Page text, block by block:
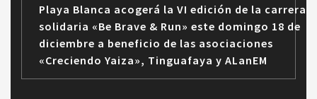
Playa Blanca acogerá la VI edición de la carrera
solidaria «Be Brave & Run» este domingo 18 de
diciembre a beneficio de las asociaciones
«Creciendo Yaiza», Tinguafaya y ALanEM